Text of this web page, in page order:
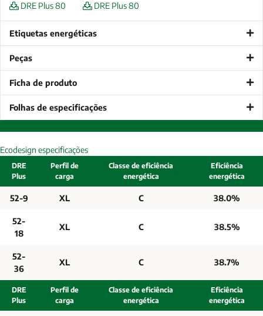
DRE Plus 80
DRE Plus 80
Etiquetas energéticas
Peças
Ficha de produto
Folhas de especificações
Ecodesign especificações
DRE
Plus
Perfil de
carga
Classe de eficiência
energética
Eficiência
energética
52-9 XL C 38.0%
52-
18
XL C 38.5%
52-
36
XL C 38.7%
DRE
Plus
Perfil de
carga
Classe de eficiência
energética
Eficiência
energética